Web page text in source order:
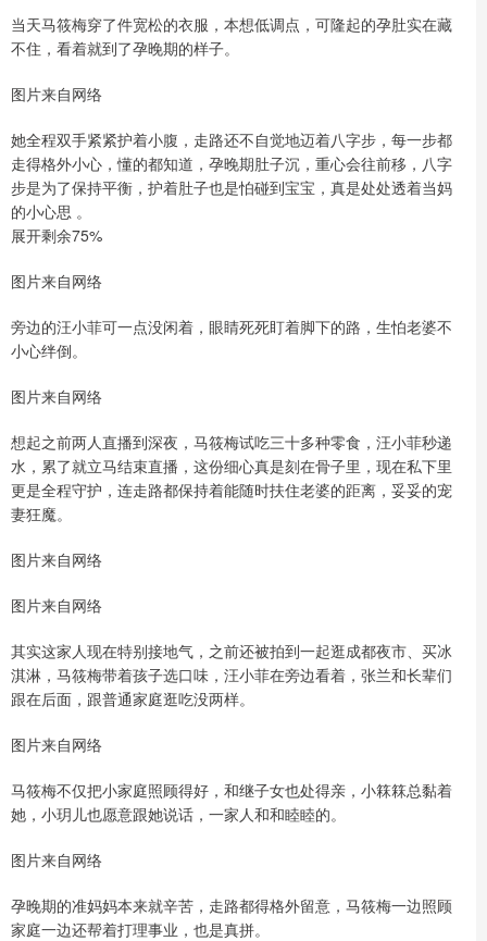
当天马筱梅穿了件宽松的衣服，本想低调点，可隆起的孕肚实在藏
不住，看着就到了孕晚期的样子。
图片来自网络
她全程双手紧紧护着小腹，走路还不自觉地迈着八字步，每一步都
走得格外小心，懂的都知道，孕晚期肚子沉，重心会往前移，八字
步是为了保持平衡，护着肚子也是怕碰到宝宝，真是处处透着当妈
的小心思 。
展开剩余75%
图片来自网络
旁边的汪小菲可一点没闲着，眼睛死死盯着脚下的路，生怕老婆不
小心绊倒。
图片来自网络
想起之前两人直播到深夜，马筱梅试吃三十多种零食，汪小菲秒递
水，累了就立马结束直播，这份细心真是刻在骨子里，现在私下里
更是全程守护，连走路都保持着能随时扶住老婆的距离，妥妥的宠
妻狂魔。
图片来自网络
图片来自网络
其实这家人现在特别接地气，之前还被拍到一起逛成都夜市、买冰
淇淋，马筱梅带着孩子选口味，汪小菲在旁边看着，张兰和长辈们
跟在后面，跟普通家庭逛吃没两样。
图片来自网络
马筱梅不仅把小家庭照顾得好，和继子女也处得亲，小箖箖总黏着
她，小玥儿也愿意跟她说话，一家人和和睦睦的。
图片来自网络
孕晚期的准妈妈本来就辛苦，走路都得格外留意，马筱梅一边照顾
家庭一边还帮着打理事业，也是真拼。